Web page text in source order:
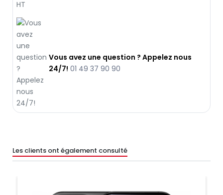
Vous avez une question ? Appelez nous
24/7! 01 49 37 90 90
Les clients ont également consulté